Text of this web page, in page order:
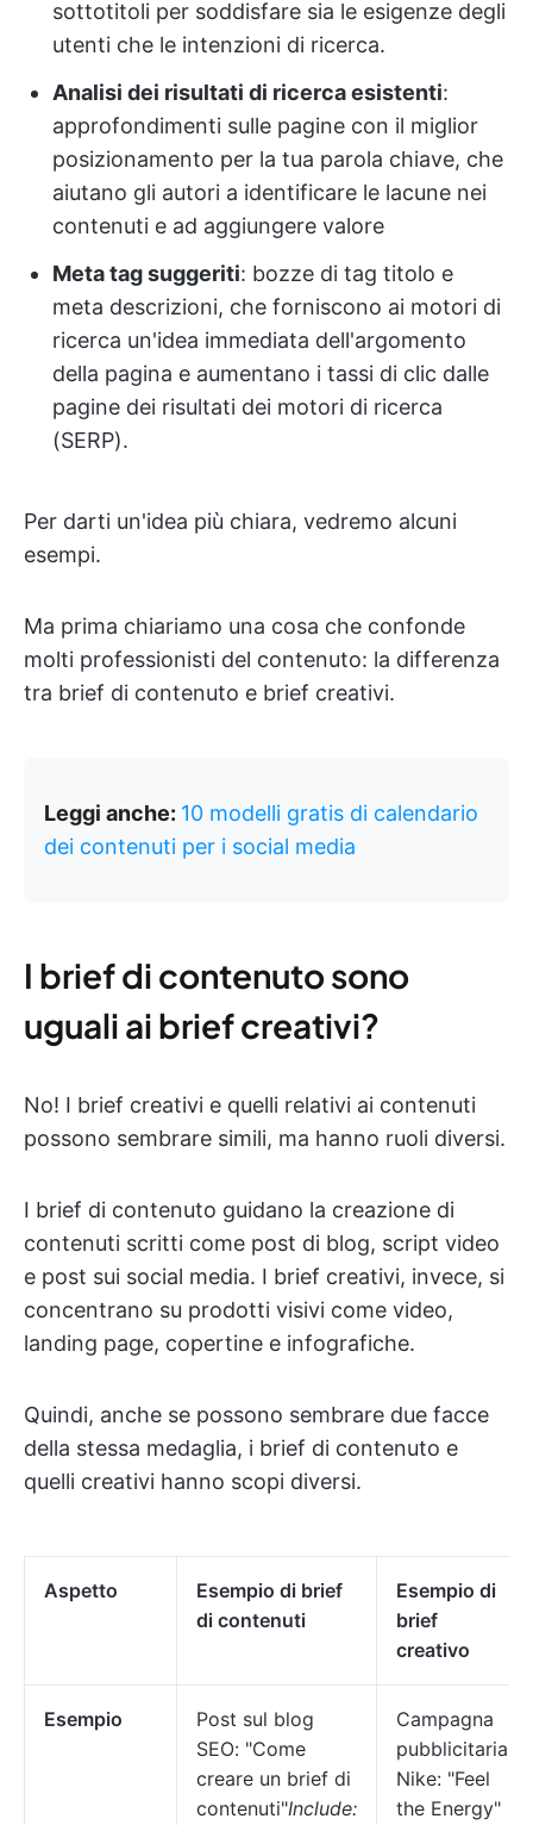
sottotitoli per soddisfare sia le esigenze degli
utenti che le intenzioni di ricerca.
Analisi dei risultati di ricerca esistenti:
approfondimenti sulle pagine con il miglior
posizionamento per la tua parola chiave, che
aiutano gli autori a identificare le lacune nei
contenuti e ad aggiungere valore
Meta tag suggeriti: bozze di tag titolo e
meta descrizioni, che forniscono ai motori di
ricerca un'idea immediata dell'argomento
della pagina e aumentano i tassi di clic dalle
pagine dei risultati dei motori di ricerca
(SERP).
Per darti un'idea più chiara, vedremo alcuni
esempi.
Ma prima chiariamo una cosa che confonde
molti professionisti del contenuto: la differenza
tra brief di contenuto e brief creativi.
Leggi anche: 10 modelli gratis di calendario
dei contenuti per i social media
I brief di contenuto sono
uguali ai brief creativi?
No! I brief creativi e quelli relativi ai contenuti
possono sembrare simili, ma hanno ruoli diversi.
I brief di contenuto guidano la creazione di
contenuti scritti come post di blog, script video
e post sui social media. I brief creativi, invece, si
concentrano su prodotti visivi come video,
landing page, copertine e infografiche.
Quindi, anche se possono sembrare due facce
della stessa medaglia, i brief di contenuto e
quelli creativi hanno scopi diversi.
Aspetto
Esempio di brief
di contenuti
Esempio di
brief
creativo
Esempio
Post sul blog
SEO: "Come
creare un brief di
contenuti"Include:
Campagna
pubblicitaria
Nike: "Feel
the Energy"